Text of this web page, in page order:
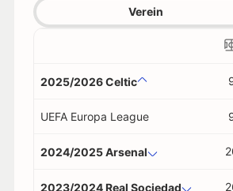
Verein
2025/2026 Celtic
UEFA Europa League
2024/2025 Arsenal
2023/2024 Real Sociedad